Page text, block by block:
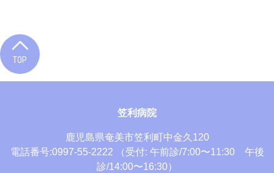
TOP
笠利病院
鹿児島県奄美市笠利町中金久120
電話番号:0997-55-2222
（受付: 午前診/7:00〜11:30 午後
診/14:00〜16:30）